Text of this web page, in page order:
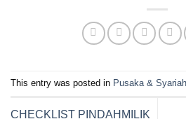
This entry was posted in Pusaka & Syariah
CHECKLIST PINDAHMILIK